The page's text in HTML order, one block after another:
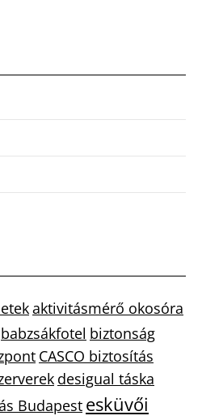
aktivitásmérő okosóra
babzsákfotel biztonság
CASCO biztosítás
desigual táska
Budapest esküvői